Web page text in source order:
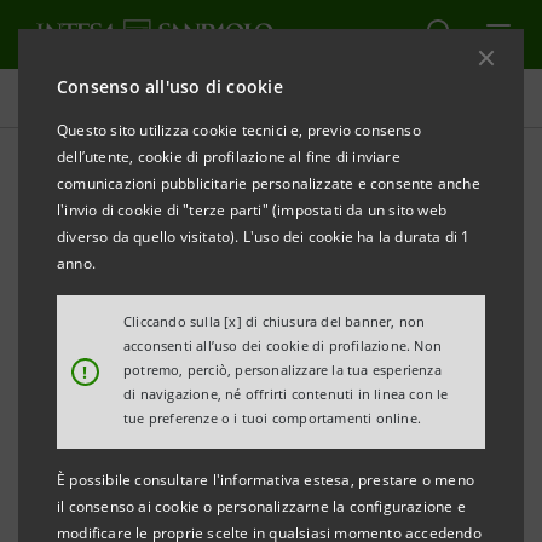
Consenso all'uso di cookie
Questo sito utilizza cookie tecnici e, previo consenso
dell’utente, cookie di profilazione al fine di inviare
comunicazioni pubblicitarie personalizzate e consente anche
l'invio di cookie di "terze parti" (impostati da un sito web
diverso da quello visitato). L'uso dei cookie ha la durata di 1
anno.
!
Cliccando sulla [x] di chiusura del banner, non
acconsenti all’uso dei cookie di profilazione. Non
potremo, perciò, personalizzare la tua esperienza
di navigazione, né offrirti contenuti in linea con le
tue preferenze o i tuoi comportamenti online.
È possibile consultare l'informativa estesa, prestare o meno
il consenso ai cookie o personalizzarne la configurazione e
modificare le proprie scelte in qualsiasi momento accedendo
Il governo della sostenibilità
Adesioni e Partnership
STAMPA AGGIORNA
Intesa Sanpaolo si impegna ad osservare i principi
dello sviluppo sostenibile ed ha aderito a importanti
iniziative internazionali volte a promuovere il dialogo
fra imprese, organismi sovranazionali e società civile
e a perseguire il rispetto dell’ambiente e dei diritti